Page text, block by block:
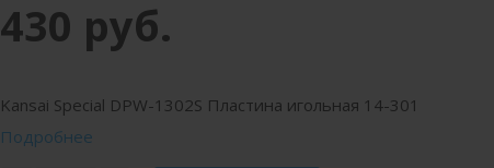
430 руб.
Kansai Special DPW-1302S Пластина игольная 14-301
Подробнее